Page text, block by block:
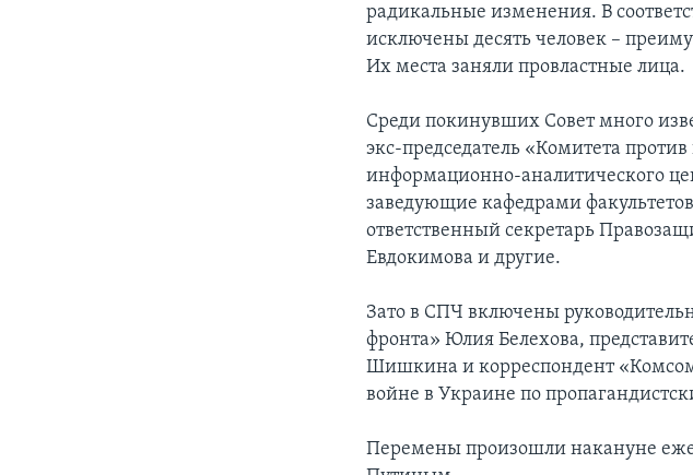
радикальные изменения. В
исключены десять человек –
Их места заняли провластные лица.
Среди покинувших Совет много
экс-председатель «Комитета
информационно-аналитического
заведующие кафедрами
ответственный секретарь
Евдокимова и другие.
Зато в СПЧ включены
фронта» Юлия Белехова,
Шишкина и корреспондент
войне в Украине по
Перемены произошли накануне